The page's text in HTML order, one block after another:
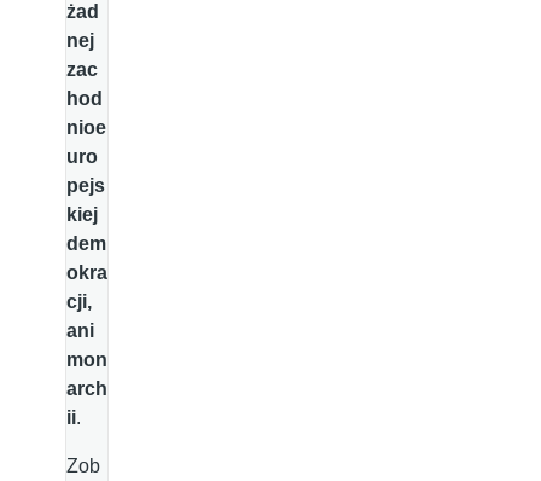
żad
nej
zac
hod
nioe
uro
pejs
kiej
dem
okra
cji,
ani
mon
arch
ii.
Zob